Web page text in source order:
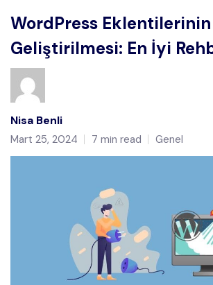
WordPress Eklentilerinin
Geliştirilmesi: En İyi
Nisa Benli
Mart 25, 2024 7 min read Genel